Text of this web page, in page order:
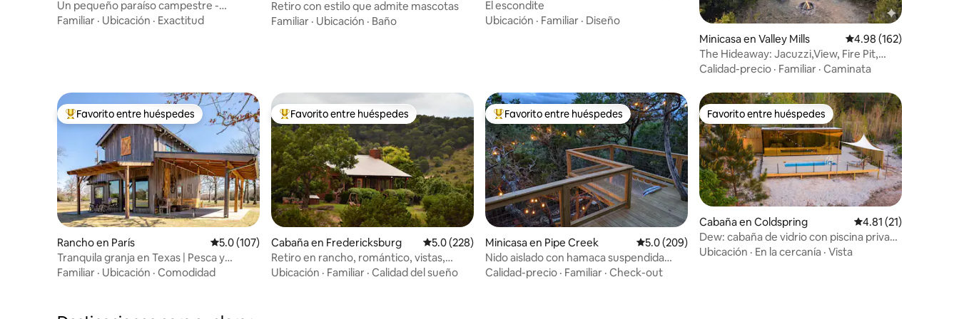
Un pequeño paraíso campestre -
NUEVO* Cama king
Familiar · Ubicación · Exactitud
Retiro con estilo que admite mascotas
Familiar · Ubicación · Baño
El escondite
Ubicación · Familiar · Diseño
Minicasa en Valley Mills Calificación promedio:
4.98 (162)
The Hideaway: Jacuzzi,View, Fire Pit,
Grill!
Calidad-precio · Familiar · Caminata
Favorito entre huéspedes preferido
Favorito entre huéspedes
Rancho en París Calificación promedio: 5.0 de 5, 107 reseñas
5.0 (107)
Tranquila granja en Texas | Pesca y
escapada a la naturaleza
Familiar · Ubicación · Comodidad
Favorito entre huéspedes preferido
Favorito entre huéspedes
Cabaña en Fredericksburg Calificación promedio: 5.0 de 5, 228 reseñas
5.0 (228)
Retiro en rancho, romántico, vistas,
bodegas, vida silvestre
Ubicación · Familiar · Calidad del sueño
Favorito entre huéspedes preferido
Favorito entre huéspedes
Minicasa en Pipe Creek Calificación promedio: 5.0 de 5, 209 reseñas
5.0 (209)
Nido aislado con hamaca suspendida
para parejas
Calidad-precio · Familiar · Check-out
Favorito entre huéspedes
Favorito entre huéspedes
Cabaña en Coldspring Calificación
4.81 (21)
Dew: cabaña de vidrio con piscina privada
+ vista desde la cima de la colina
Ubicación · En la cercanía · Vista